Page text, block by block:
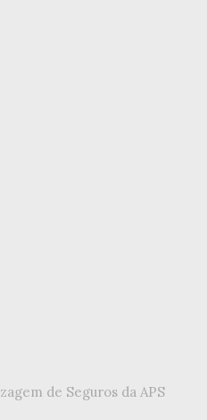
de Seguros da APS